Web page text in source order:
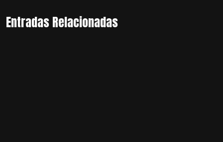
Entradas Relacionadas